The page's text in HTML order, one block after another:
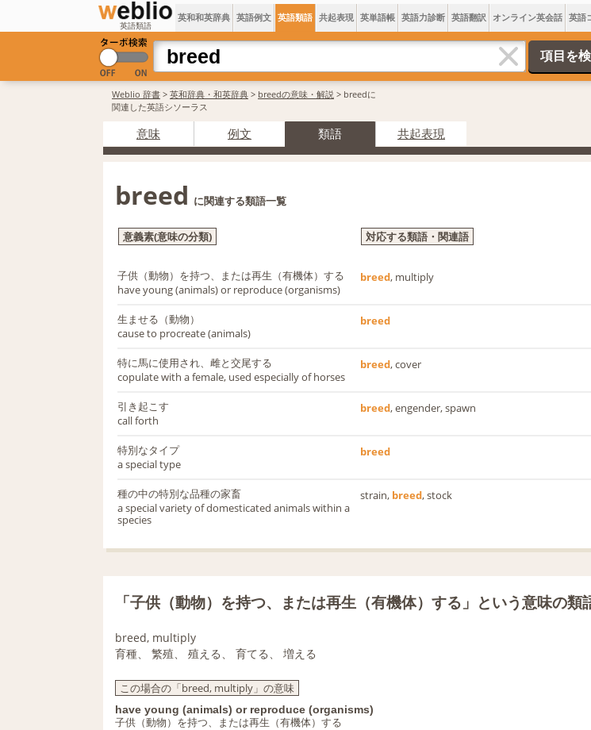
英語類語
英和和英辞典 英語例文 英語類語 共起表現 英単語帳 英語力診断 英語翻訳 オンライン英会話 英語
Weblio 辞書 > 英和辞典・和英辞典 > breedの意味・解説 > breedに
関連した英語シソーラス
意味 例文 類語 共起表現
breed に関連する類語一覧
意義素(意味の分類) 対応する類語・関連語
子供（動物）を持つ、または再生（有機体）する
have young (animals) or reproduce (organisms)
breed, multiply
生ませる（動物）
cause to procreate (animals)
breed
特に馬に使用され、雌と交尾する
copulate with a female, used especially of horses
breed, cover
引き起こす
call forth
breed, engender, spawn
特別なタイプ
a special type
breed
種の中の特別な品種の家畜
a special variety of domesticated animals within a
species
strain, breed, stock
「子供（動物）を持つ、または再生（有機体）する」という意味の類
breed, multiply
育種、 繁殖、 殖える、 育てる、 増える
この場合の「breed, multiply」の意味
have young (animals) or reproduce (organisms)
子供（動物）を持つ、または再生（有機体）する